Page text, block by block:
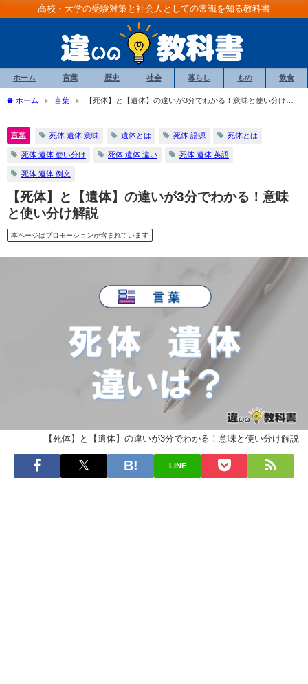
高校・大学の受験対策と社会人としての常識を知る教科書
ホーム 言葉 歴史 社会 暮らし もの 飲食
ホーム 言葉
【死体】と【遺体】の違いが3分でわかる！意味と使い分け解
言葉 死体 遺体 意味 遺体とは 死体 語源 死体とは
死体 遺体 使い分け 死体 遺体 違い 死体 遺体 英語
死体 遺体 例文
【死体】と【遺体】の違いが3分でわかる！意味
と使い分け解説
本ページはプロモーションが含まれています
【死体】と【遺体】の違いが3分でわかる！意味と使い分け解説
LINE